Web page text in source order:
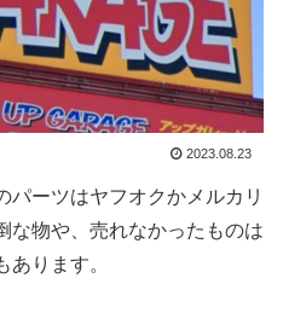
2023.08.23
パーツはヤフオクかメルカリ
な物や、売れなかったものは
ります。